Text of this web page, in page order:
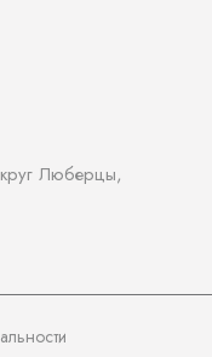
Люберцы,